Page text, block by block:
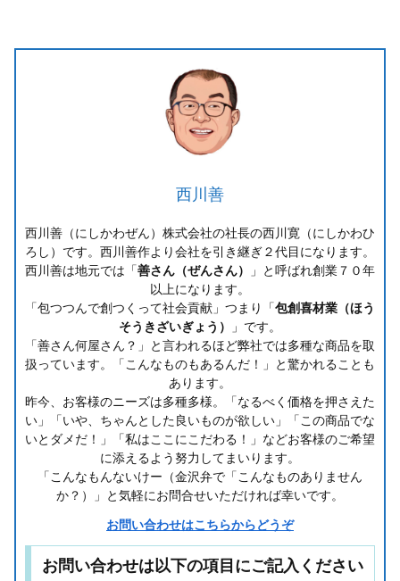
西川善
西川善（にしかわぜん）株式会社の社長の西川寛（にしかわひ
ろし）です。西川善作より会社を引き継ぎ２代目になります。
西川善は地元では「善さん（ぜんさん）
」と呼ばれ創業７０年
以上になります。
「包つつんで創つくって社会貢献」つまり「包創喜材業（ほう
そうきざいぎょう）
」です。
「善さん何屋さん？」と言われるほど弊社では多種な商品を取
扱っています。「こんなものもあるんだ！」と驚かれることも
あります。
昨今、お客様のニーズは多種多様。「なるべく価格を押さえた
い」「いや、ちゃんとした良いものが欲しい」「この商品でな
いとダメだ！」「私はここにこだわる！」などお客様のご希望
に添えるよう努力してまいります。
「こんなもんないけー（金沢弁で「こんなものありません
か？）」と気軽にお問合せいただければ幸いです。
お問い合わせはこちらからどうぞ
お問い合わせは以下の項目にご記入ください